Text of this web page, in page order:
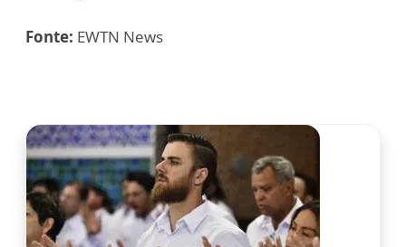
Fonte: EWTN News